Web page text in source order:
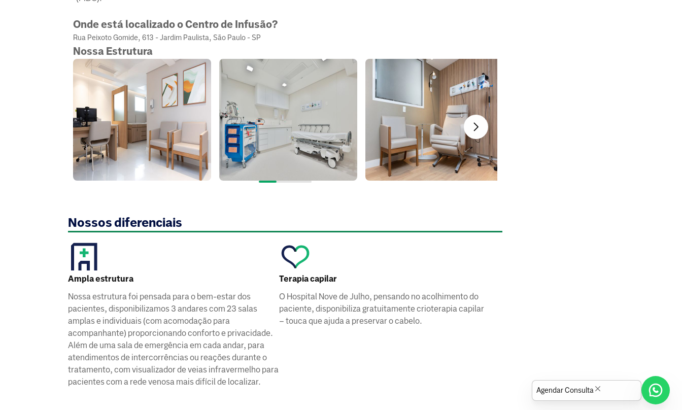
Onde está localizado o Centro de Infusão?
Rua Peixoto Gomide, 613 - Jardim Paulista, São Paulo - SP
Nossa Estrutura
Nossos diferenciais
Ampla estrutura
Nossa estrutura foi pensada para o bem-estar dos
pacientes, disponibilizamos 3 andares com 23 salas
amplas e individuais (com acomodação para
acompanhante) proporcionando conforto e privacidade.
Além de uma sala de emergência em cada andar, para
atendimentos de intercorrências ou reações durante o
tratamento, com visualizador de veias infravermelho para
pacientes com a rede venosa mais difícil de localizar.
Terapia capilar
O Hospital Nove de Julho, pensando no acolhimento do
paciente, disponibiliza gratuitamente crioterapia capilar
– touca que ajuda a preservar o cabelo.​
Agendar Consulta